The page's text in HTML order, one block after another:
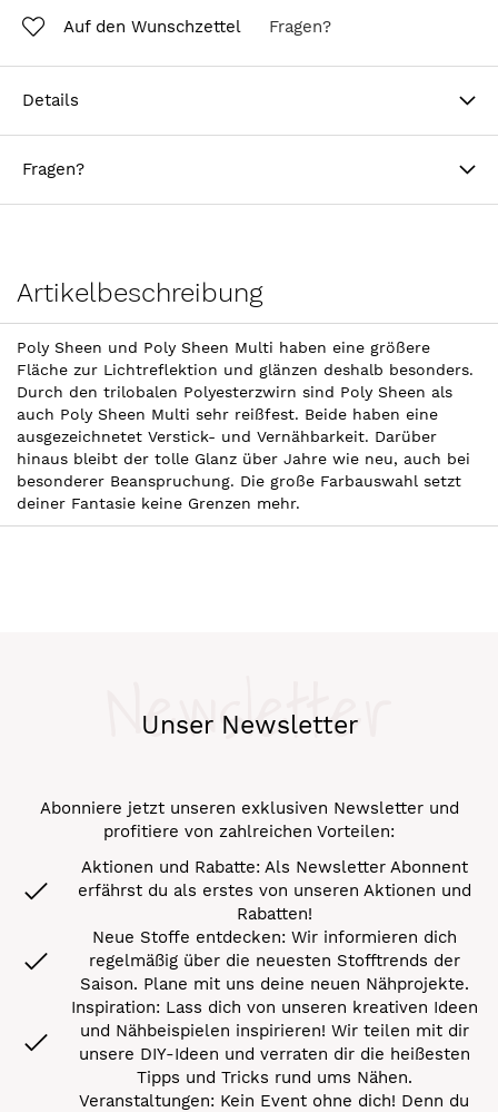
Auf den Wunschzettel Fragen?
Details
Fragen?
Artikelbeschreibung
Poly Sheen und Poly Sheen Multi haben eine größere
Fläche zur Lichtreflektion und glänzen deshalb besonders.
Durch den trilobalen Polyesterzwirn sind Poly Sheen als
auch Poly Sheen Multi sehr reißfest. Beide haben eine
ausgezeichnetet Verstick- und Vernähbarkeit. Darüber
hinaus bleibt der tolle Glanz über Jahre wie neu, auch bei
besonderer Beanspruchung. Die große Farbauswahl setzt
deiner Fantasie keine Grenzen mehr.
Unser Newsletter
Newsletter
Abonniere jetzt unseren exklusiven Newsletter und
profitiere von zahlreichen Vorteilen:
Aktionen und Rabatte: Als Newsletter Abonnent
erfährst du als erstes von unseren Aktionen und
Rabatten!
Neue Stoffe entdecken: Wir informieren dich
regelmäßig über die neuesten Stofftrends der
Saison. Plane mit uns deine neuen Nähprojekte.
Inspiration: Lass dich von unseren kreativen Ideen
und Nähbeispielen inspirieren! Wir teilen mit dir
unsere DIY-Ideen und verraten dir die heißesten
Tipps und Tricks rund ums Nähen.
Veranstaltungen: Kein Event ohne dich! Denn du